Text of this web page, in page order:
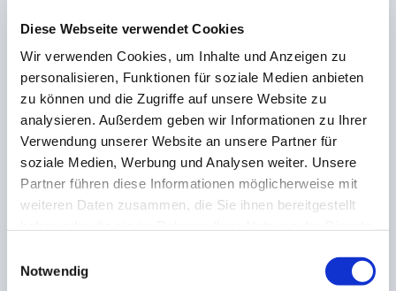
Diese Webseite verwendet Cookies
Wir verwenden Cookies, um Inhalte und Anzeigen zu
personalisieren, Funktionen für soziale Medien anbieten
zu können und die Zugriffe auf unsere Website zu
analysieren. Außerdem geben wir Informationen zu Ihrer
Verwendung unserer Website an unsere Partner für
soziale Medien, Werbung und Analysen weiter. Unsere
Partner führen diese Informationen möglicherweise mit
weiteren Daten zusammen, die Sie ihnen bereitgestellt
Notwendig
Vertragsverlängerungen!
Altmeier, Platte und Jobst
bleiben in Eppelborn
Nach Vertragsauflösung
mit Wustweiler! Restart
von Hüttigweiler zur
kommenden Runde
perfekt
ZUSAMMENHÄNGENDE POSTS